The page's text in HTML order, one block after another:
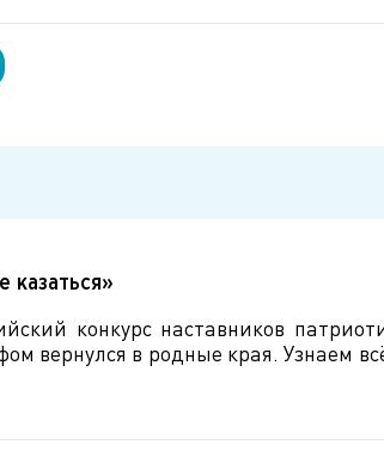
казаться»
конкурс наставников
вернулся в родные края. Узнаем